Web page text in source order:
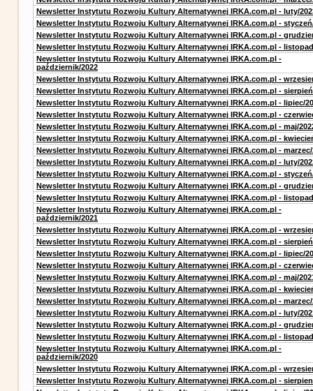
Newsletter Instytutu Rozwoju Kultury Alternatywnej IRKA.com.pl - luty/
Newsletter Instytutu Rozwoju Kultury Alternatywnej IRKA.com.pl -
Newsletter Instytutu Rozwoju Kultury Alternatywnej IRKA.com.pl -
Newsletter Instytutu Rozwoju Kultury Alternatywnej IRKA.com.pl -
Newsletter Instytutu Rozwoju Kultury Alternatywnej IRKA.com.pl -
październik/2022
Newsletter Instytutu Rozwoju Kultury Alternatywnej IRKA.com.pl -
Newsletter Instytutu Rozwoju Kultury Alternatywnej IRKA.com.pl -
Newsletter Instytutu Rozwoju Kultury Alternatywnej IRKA.com.pl - lipiec/
Newsletter Instytutu Rozwoju Kultury Alternatywnej IRKA.com.pl -
Newsletter Instytutu Rozwoju Kultury Alternatywnej IRKA.com.pl - maj/
Newsletter Instytutu Rozwoju Kultury Alternatywnej IRKA.com.pl -
Newsletter Instytutu Rozwoju Kultury Alternatywnej IRKA.com.pl - marzec/
Newsletter Instytutu Rozwoju Kultury Alternatywnej IRKA.com.pl - luty/
Newsletter Instytutu Rozwoju Kultury Alternatywnej IRKA.com.pl -
Newsletter Instytutu Rozwoju Kultury Alternatywnej IRKA.com.pl -
Newsletter Instytutu Rozwoju Kultury Alternatywnej IRKA.com.pl -
Newsletter Instytutu Rozwoju Kultury Alternatywnej IRKA.com.pl -
październik/2021
Newsletter Instytutu Rozwoju Kultury Alternatywnej IRKA.com.pl -
Newsletter Instytutu Rozwoju Kultury Alternatywnej IRKA.com.pl -
Newsletter Instytutu Rozwoju Kultury Alternatywnej IRKA.com.pl - lipiec/
Newsletter Instytutu Rozwoju Kultury Alternatywnej IRKA.com.pl -
Newsletter Instytutu Rozwoju Kultury Alternatywnej IRKA.com.pl - maj/
Newsletter Instytutu Rozwoju Kultury Alternatywnej IRKA.com.pl -
Newsletter Instytutu Rozwoju Kultury Alternatywnej IRKA.com.pl - marzec/
Newsletter Instytutu Rozwoju Kultury Alternatywnej IRKA.com.pl - luty/
Newsletter Instytutu Rozwoju Kultury Alternatywnej IRKA.com.pl -
Newsletter Instytutu Rozwoju Kultury Alternatywnej IRKA.com.pl -
Newsletter Instytutu Rozwoju Kultury Alternatywnej IRKA.com.pl -
październik/2020
Newsletter Instytutu Rozwoju Kultury Alternatywnej IRKA.com.pl -
Newsletter Instytutu Rozwoju Kultury Alternatywnej IRKA.com.pl -